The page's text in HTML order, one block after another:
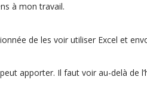
à mon travail.
de les voir utiliser Excel et
apporter. Il faut voir au-delà